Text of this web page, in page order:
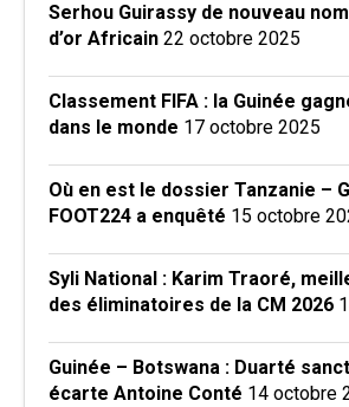
Serhou Guirassy de nouveau
d’or Africain 22 octobre 2025
Classement FIFA : la Guinée
dans le monde 17 octobre 2025
Où en est le dossier Tanzanie –
FOOT224 a enquêté 15 octobre
Syli National : Karim Traoré,
des éliminatoires de la CM 2026
Guinée – Botswana : Duarté
écarte Antoine Conté 14 octobre